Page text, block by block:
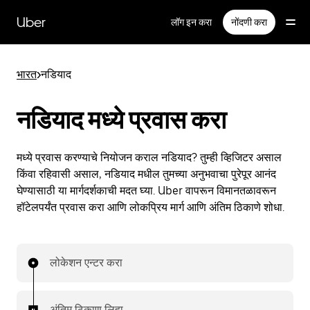
सामग्रीवरUber लॉग इन करा नोंदणी करा
भारत>नडियाद
नडियाद मध्ये प्रवास करा
मध्ये प्रवास करण्याचे नियोजन कराल नडियाद? तुम्ही व्हिजिटर असाल
किंवा रहिवासी असाल, नडियाद मधील तुमच्या अनुभवाचा पुरेपूर आनंद
घेण्यासाठी या मार्गदर्शकाची मदत घ्या. Uber वापरून विमानतळावरून
हॉटेलपर्यंत प्रवास करा आणि लोकप्रिय मार्ग आणि अंतिम ठिकाणे शोधा.
लोकेशन एन्टर करा